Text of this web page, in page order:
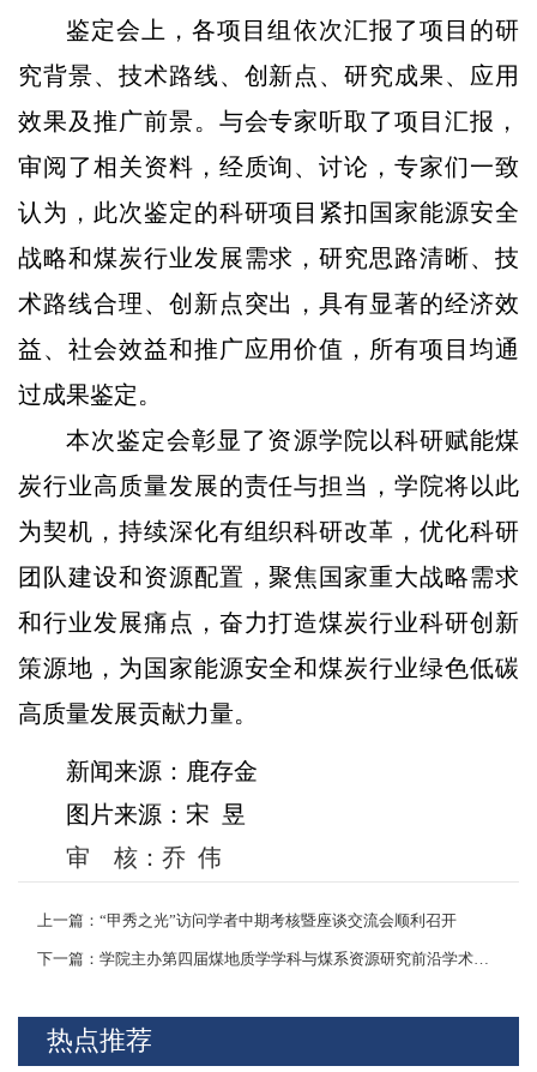
鉴定会上，各项目组依次汇报了项目的研
究背景、技术路线、创新点、研究成果、应用
效果及推广前景。与会专家听取了项目汇报，
审阅了相关资料，经质询、讨论，专家们一致
认为，此次鉴定的科研项目紧扣国家能源安全
战略和煤炭行业发展需求，研究思路清晰、技
术路线合理、创新点突出，具有显著的经济效
益、社会效益和推广应用价值，所有项目均通
过成果鉴定。
本次鉴定会彰显了资源学院以科研赋能煤
炭行业高质量发展的责任与担当，学院将以此
为契机，持续深化有组织科研改革，优化科研
团队建设和资源配置，聚焦国家重大战略需求
和行业发展痛点，奋力打造煤炭行业科研创新
策源地，为国家能源安全和煤炭行业绿色低碳
高质量发展贡献力量。
新闻来源：鹿存金
图片来源：宋 昱
审 核：乔 伟
上一篇：“甲秀之光”访问学者中期考核暨座谈交流会顺利召开
热点推荐